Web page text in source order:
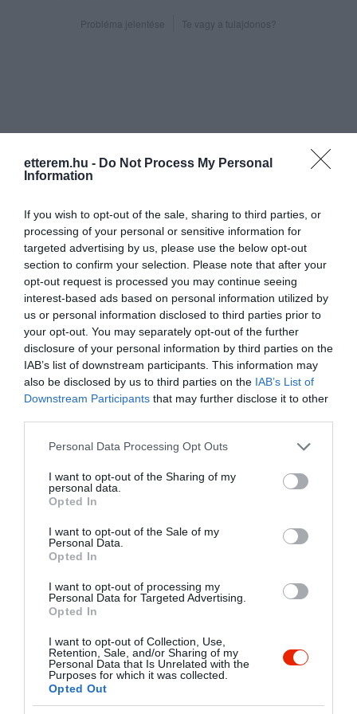
etterem.hu - Do Not Process My Personal
Information
If you wish to opt-out of the sale, sharing to third parties, or
processing of your personal or sensitive information for
targeted advertising by us, please use the below opt-out
section to confirm your selection. Please note that after your
opt-out request is processed you may continue seeing
interest-based ads based on personal information utilized by
us or personal information disclosed to third parties prior to
your opt-out. You may separately opt-out of the further
disclosure of your personal information by third parties on the
IAB’s list of downstream participants. This information may
also be disclosed by us to third parties on the IAB’s List of
Downstream Participants that may further disclose it to other
Please note that this website/app uses one or more Google
not limited to your visit or usage behaviour. You may click to
grant or deny consent to Google and its third-party tags to
use your data for below specified purposes in below Google
consent section.
Personal Data Processing Opt Outs
I want to opt-out of the Sharing of my
personal data.
Opted In
I want to opt-out of the Sale of my
Personal Data.
Opted In
I want to opt-out of processing my
Personal Data for Targeted Advertising.
Opted In
I want to opt-out of Collection, Use,
Retention, Sale, and/or Sharing of my
Personal Data that Is Unrelated with the
Purposes for which it was collected.
Opted Out
Probléma jelentése Te vagy a tulajdonos?
2.3
Összesen 3
5 1
4 0
1 2
JAKAB János
2025. Május 10.
kiszolgálás.
Kétszemélyes Kehidatálat
ettünk. Szuper volt!!!
Jelentés